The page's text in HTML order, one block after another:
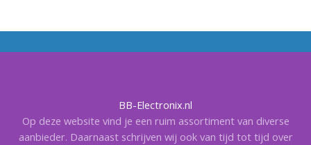
BB-Electronix.nl
Op deze website vind je een ruim assortiment van diverse
aanbieder. Daarnaast schrijven wij ook van tijd tot tijd over